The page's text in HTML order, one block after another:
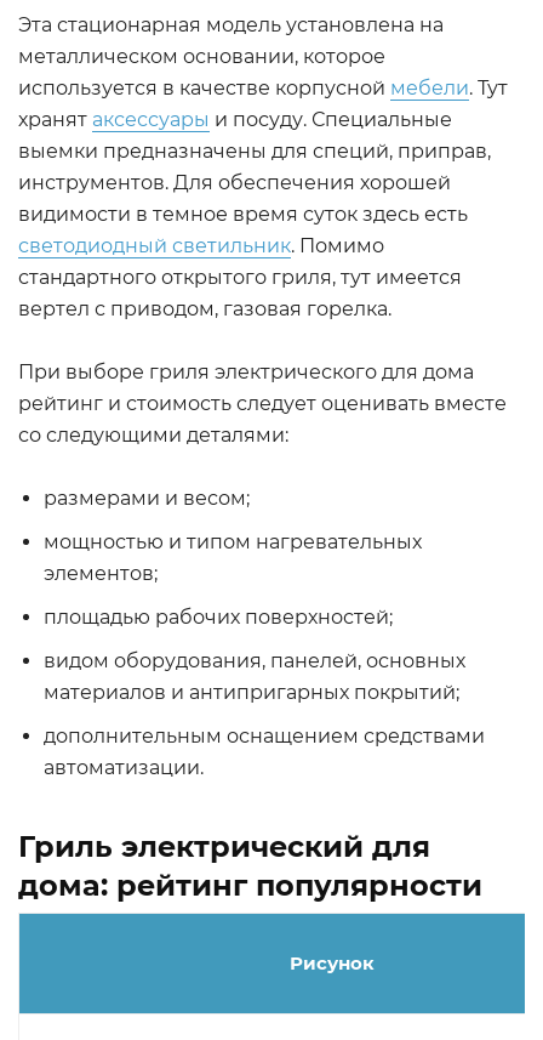
Эта стационарная модель установлена на
металлическом основании, которое
используется в качестве корпусной мебели. Тут
хранят аксессуары и посуду. Специальные
выемки предназначены для специй, приправ,
инструментов. Для обеспечения хорошей
видимости в темное время суток здесь есть
светодиодный светильник. Помимо
стандартного открытого гриля, тут имеется
вертел с приводом, газовая горелка.
При выборе гриля электрического для дома
рейтинг и стоимость следует оценивать вместе
со следующими деталями:
размерами и весом;
мощностью и типом нагревательных
элементов;
площадью рабочих поверхностей;
видом оборудования, панелей, основных
материалов и антипригарных покрытий;
дополнительным оснащением средствами
автоматизации.
Гриль электрический для
дома: рейтинг популярности
Рисунок